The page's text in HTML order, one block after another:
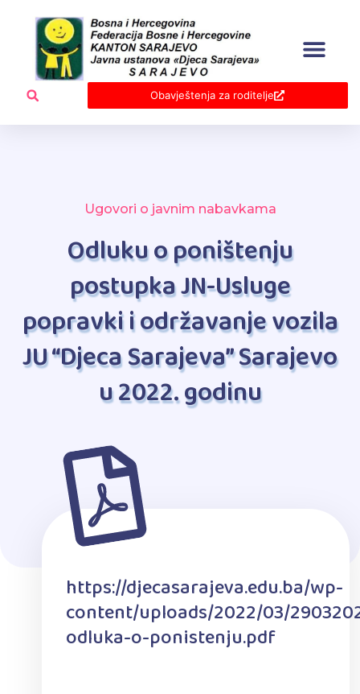
content
Obavještenja za roditelje
Ugovori o javnim nabavkama
Odluku o poništenju
postupka JN-Usluge
popravki i održavanje vozila
JU “Djeca Sarajeva” Sarajevo
u 2022. godinu
https://djecasarajeva.edu.ba/wp-
content/uploads/2022/03/
odluka-o-ponistenju.pdf